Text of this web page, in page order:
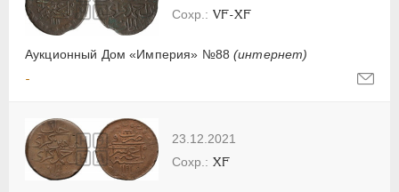
Аукционный Дом «Империя» №88(интернет)
VF-XF
-
23.12.2021
XF